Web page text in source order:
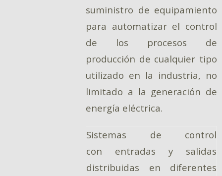
suministro de equipamiento
para automatizar el control
de los procesos de
producción de cualquier tipo
utilizado en la industria, no
limitado a la generación de
energía eléctrica.
Sistemas de control
con entradas y salidas
distribuidas en diferentes